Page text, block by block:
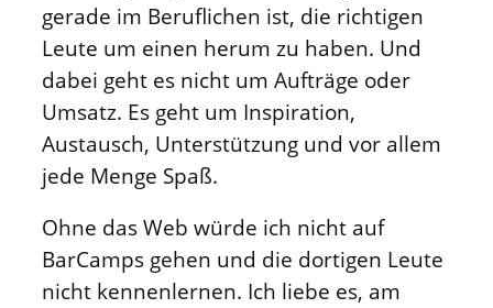
gerade im Beruflichen ist, die richtigen
Leute um einen herum zu haben. Und
dabei geht es nicht um Aufträge oder
Umsatz. Es geht um Inspiration,
Austausch, Unterstützung und vor allem
jede Menge Spaß.
Ohne das Web würde ich nicht auf
BarCamps gehen und die dortigen Leute
nicht kennenlernen. Ich liebe es, am